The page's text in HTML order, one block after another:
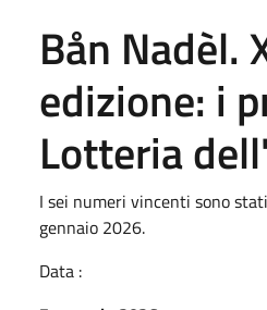
Bån Nadèl.
edizione: i
Lotteria
I sei numeri vincenti sono
gennaio 2026.
Data :